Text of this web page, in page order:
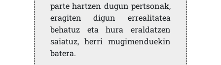
parte hartzen dugun pertsonak,
eragiten digun errealitatea
behatuz eta hura eraldatzen
saiatuz, herri mugimenduekin
batera.